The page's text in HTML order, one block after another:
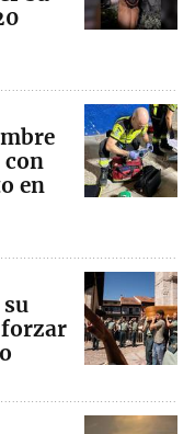
con
en
forzar